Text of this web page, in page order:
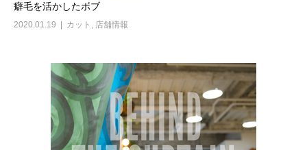
癖毛を活かしたボブ
2020.01.19 カット , 店舗情報